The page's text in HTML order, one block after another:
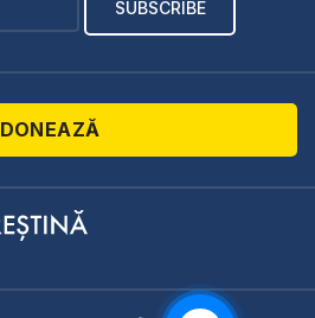
DONEAZĂ